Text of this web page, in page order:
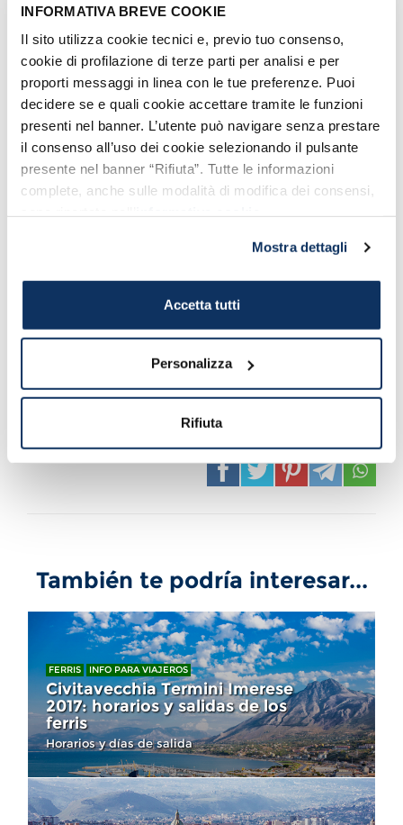
INFORMATIVA BREVE COOKIE
Il sito utilizza cookie tecnici e, previo tuo consenso,
cookie di profilazione di terze parti per analisi e per
proporti messaggi in linea con le tue preferenze. Puoi
decidere se e quali cookie accettare tramite le funzioni
presenti nel banner. L’utente può navigare senza prestare
il consenso all’uso dei cookie selezionando il pulsante
presente nel banner “Rifiuta”. Tutte le informazioni
complete, anche sulle modalità di modifica dei consensi,
Mostra dettagli
Accetta tutti
Personalizza
Rifiuta
Tiempo de recorrido(aproximado):
Civitavecchia - Termini Imerese 15 horas.
Tiempo de embarque aconsejado : sin vehículo:
1 hora antes de la salida, con vehículo: 2
PRECIOS
Los precios
rondan entre 50 y 100 €
yvarian en base a la temporada y a los sitios
elegidos. No hace falta decir que para
También te podría interesar...
FERRIS INFO PARA VIAJEROS
Civitavecchia Termini Imerese
2017: horarios y salidas de los
ferris
Horarios y días de salida